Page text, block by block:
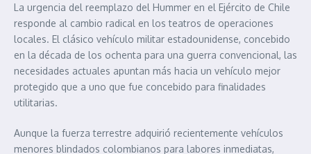
La urgencia del reemplazo del Hummer en el Ejército de Chile
responde al cambio radical en los teatros de operaciones
locales. El clásico vehículo militar estadounidense, concebido
en la década de los ochenta para una guerra convencional, las
necesidades actuales apuntan más hacia un vehículo mejor
protegido que a uno que fue concebido para finalidades
utilitarias.
Aunque la fuerza terrestre adquirió recientemente vehículos
menores blindados colombianos para labores inmediatas,